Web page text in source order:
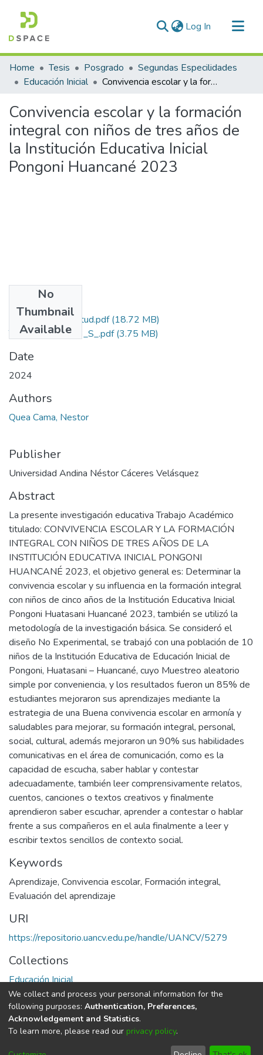
Log In (current)
Communities & Collections
All of DSpace
Home Tesis Posgrado
Segundas Especilidades
Educación Inicial
Convivencia escolar y la formación integral con niños de tres años de la Institución Educativa Inicial Pongoni Huancané 2023
Convivencia escolar y la formación
integral con niños de tres años de
la Institución Educativa Inicial
Pongoni Huancané 2023
No
Thumbnail
Available
Grado de Similitud.pdf(18.72 MB)
T036_43742803_S_.pdf(3.75 MB)
Date
2024
Authors
Quea Cama, Nestor
Publisher
Universidad Andina Néstor Cáceres Velásquez
Abstract
La presente investigación educativa Trabajo Académico
titulado: CONVIVENCIA ESCOLAR Y LA FORMACIÓN
INTEGRAL CON NIÑOS DE TRES AÑOS DE LA
INSTITUCIÓN EDUCATIVA INICIAL PONGONI
HUANCANÉ 2023, el objetivo general es: Determinar la
convivencia escolar y su influencia en la formación integral
con niños de cinco años de la Institución Educativa Inicial
Pongoni Huatasani Huancané 2023, también se utilizó la
metodología de la investigación básica. Se consideró el
diseño No Experimental, se trabajó con una población de 10
niños de la Institución Educativa de Educación Inicial de
Pongoni, Huatasani – Huancané, cuyo Muestreo aleatorio
simple por conveniencia, y los resultados fueron un 85% de
estudiantes mejoraron sus aprendizajes mediante la
estrategia de una Buena convivencia escolar en armonía y
saludables para mejorar, su formación integral, personal,
social, cultural, además mejoraron un 90% sus habilidades
comunicativas en el área de comunicación, como es la
capacidad de escucha, saber hablar y contestar
adecuadamente, también leer comprensivamente relatos,
cuentos, canciones o textos creativos y finalmente
aprendieron saber escuchar, aprender a contestar o hablar
frente a sus compañeros en el aula finalmente a leer y
escribir textos sencillos de contexto social.
Keywords
Aprendizaje, Convivencia escolar, Formación integral,
Evaluación del aprendizaje
URI
https://repositorio.uancv.edu.pe/handle/UANCV/5279
Collections
Educación Inicial
Full item page
DSpace softwarecopyright © 2002-2026
Cookie End User Send
We collect and process your personal information for the
following purposes: Authentication, Preferences,
Acknowledgement and Statistics.
To learn more, please read our privacy policy.